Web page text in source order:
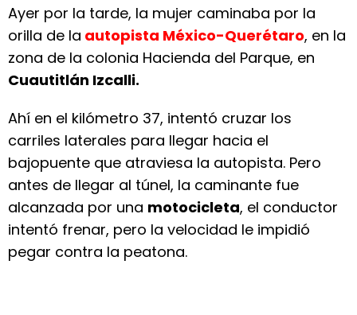
Ayer por la tarde, la mujer caminaba por la
orilla de la autopista México-Querétaro, en la
zona de la colonia Hacienda del Parque, en
Cuautitlán Izcalli.
Ahí en el kilómetro 37, intentó cruzar los
carriles laterales para llegar hacia el
bajopuente que atraviesa la autopista. Pero
antes de llegar al túnel, la caminante fue
alcanzada por una motocicleta, el conductor
intentó frenar, pero la velocidad le impidió
pegar contra la peatona.